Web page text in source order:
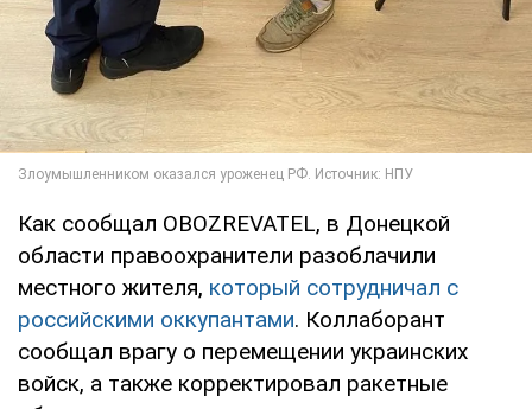
Как сообщал OBOZREVATEL, в Донецкой
области правоохранители разоблачили
местного жителя, который сотрудничал с
российскими оккупантами. Коллаборант
сообщал врагу о перемещении украинских
войск, а также корректировал ракетные